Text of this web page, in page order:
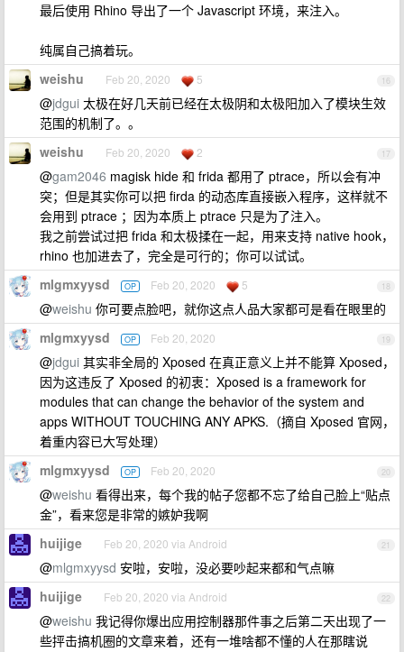
最后使用 Rhino 导出了一个 Javascript 环境，来注入。
纯属自己搞着玩。
16
weishu Feb 20, 2020 5
@jdgui 太极在好几天前已经在太极阴和太极阳加入了模块生效
范围的机制了。。
17
weishu Feb 20, 2020 2
@gam2046 magisk hide 和 frida 都用了 ptrace，所以会有冲
突；但是其实你可以把 firda 的动态库直接嵌入程序，这样就不
会用到 ptrace ；因为本质上 ptrace 只是为了注入。
我之前尝试过把 frida 和太极揉在一起，用来支持 native hook，
rhino 也加进去了，完全是可行的；你可以试试。
18
mlgmxyysd OP Feb 20, 2020 5
@weishu 你可要点脸吧，就你这点人品大家都可是看在眼里的
19
mlgmxyysd OP Feb 20, 2020
@jdgui 其实非全局的 Xposed 在真正意义上并不能算 Xposed，
因为这违反了 Xposed 的初衷：Xposed is a framework for
modules that can change the behavior of the system and
apps WITHOUT TOUCHING ANY APKS.（摘自 Xposed 官网，
着重内容已大写处理）
20
mlgmxyysd OP Feb 20, 2020
@weishu 看得出来，每个我的帖子您都不忘了给自己脸上“贴点
金”，看来您是非常的嫉妒我啊
21
huijige Feb 20, 2020 via Android
@mlgmxyysd 安啦，安啦，没必要吵起来都和气点嘛
22
huijige Feb 20, 2020 via Android
@weishu 我记得你爆出应用控制器那件事之后第二天出现了一
些抨击搞机圈的文章来着，还有一堆啥都不懂的人在那瞎说